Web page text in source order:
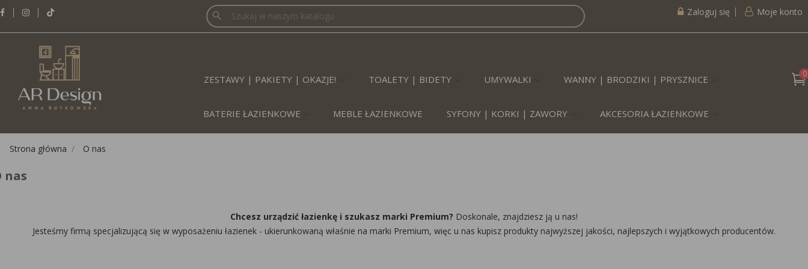
search Moje konto
Zaloguj się
0
ZESTAWY | PAKIETY | OKAZJE! TOALETY | BIDETY UMYWALKI WANNY | BRODZIKI | PRYSZNICE
BATERIE ŁAZIENKOWE MEBLE ŁAZIENKOWE SYFONY | KORKI | ZAWORY AKCESORIA ŁAZIENKOWE
Strona główna O nas
nas
Chcesz urządzić łazienkę i szukasz marki Premium? Doskonale, znajdziesz ją u nas!
Jesteśmy firmą specjalizującą się w wyposażeniu łazienek - ukierunkowaną właśnie na marki Premium, więc u nas kupisz produkty najwyższej jakości, najlepszych i wyjątkowych producentów.